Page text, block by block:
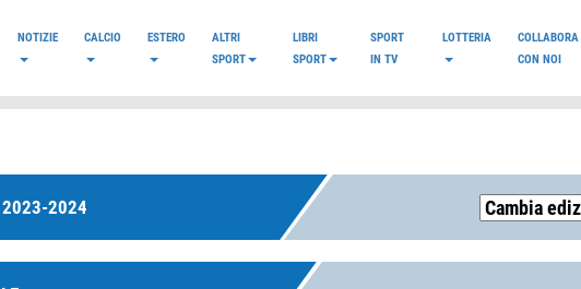
NOTIZIE CALCIO ESTERO
ALTRI
SPORT
LIBRI
SPORT
SPORT
IN TV
LOTTERIA
COLLABORA
CON NOI
2023-2024